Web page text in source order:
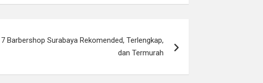
7 Barbershop Surabaya Rekomended, Terlengkap,
dan Termurah